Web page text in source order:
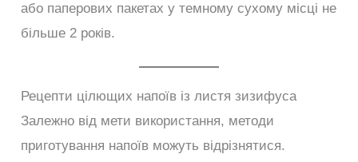
або паперових пакетах у темному сухому місці не
більше 2 років.
Рецепти цілющих напоїв із листя зизифуса
Залежно від мети використання, методи
приготування напоїв можуть відрізнятися.